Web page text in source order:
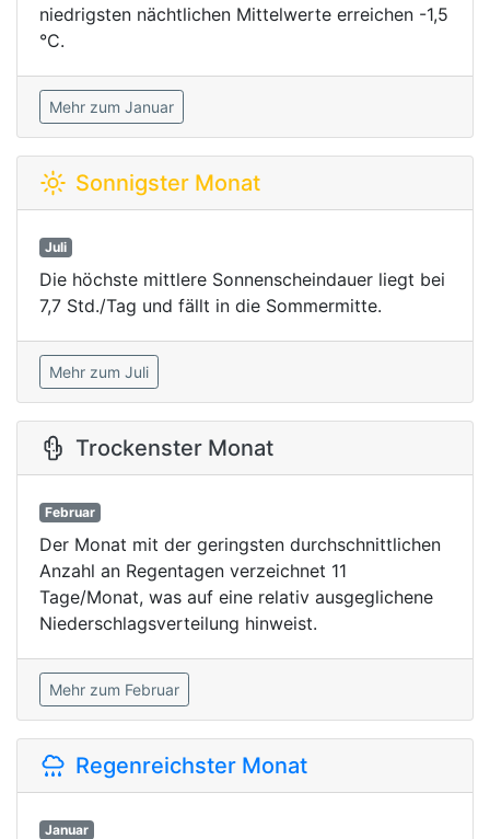
niedrigsten nächtlichen Mittelwerte erreichen -1,5
°C.
Mehr zum Januar
Sonnigster Monat
Juli
Die höchste mittlere Sonnenscheindauer liegt bei
7,7 Std./Tag und fällt in die Sommermitte.
Mehr zum Juli
Trockenster Monat
Februar
Der Monat mit der geringsten durchschnittlichen
Anzahl an Regentagen verzeichnet 11
Tage/Monat, was auf eine relativ ausgeglichene
Niederschlagsverteilung hinweist.
Mehr zum Februar
Regenreichster Monat
Januar